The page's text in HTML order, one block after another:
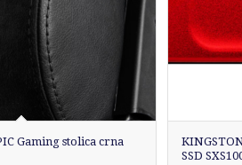
Gaming stolica crna
SSD